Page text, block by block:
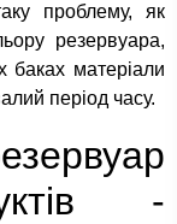
проблему, як
резервуара,
баках матеріали
період часу.
-